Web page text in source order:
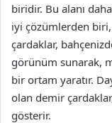
biridir. Bu alanı
iyi çözümlerden biri,
çardaklar,
görünüm sunarak,
bir ortam yaratır.
olan demir
gösterir.